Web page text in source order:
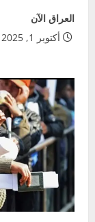
العراق الآن
أكتوبر 1, 2025